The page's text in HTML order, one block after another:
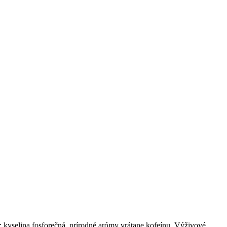
fosforečná, prírodné arómy vrátane kofeínu. Výživové